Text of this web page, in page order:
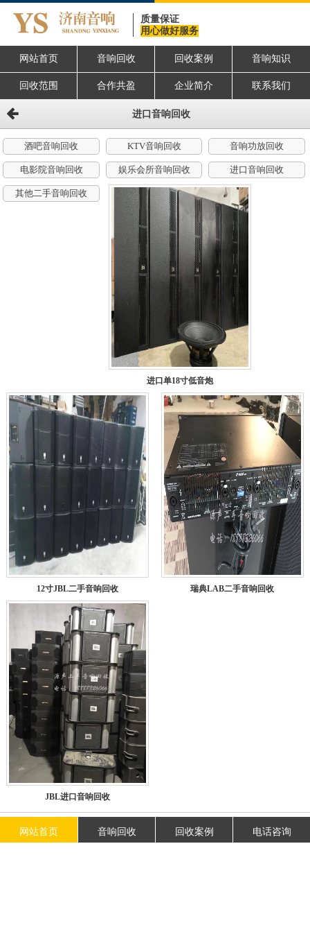
质量保证
用心做好服务
网站首页 音响回收 回收案例 音响知识
回收范围 合作共盈 企业简介 联系我们
进口音响回收
酒吧音响回收 KTV音响回收 音响功放回收
电影院音响回收 娱乐会所音响回收 进口音响回收
其他二手音响回收
进口单18寸低音炮
12寸JBL二手音响回收 瑞典LAB二手音响回收
JBL进口音响回收
网站首页 音响回收 回收案例 电话咨询